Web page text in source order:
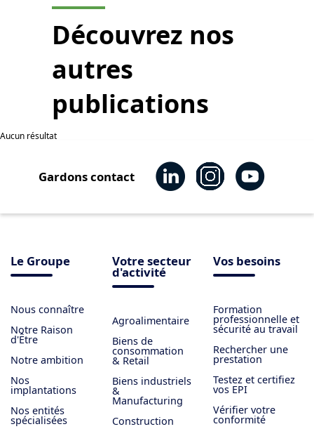
Découvrez nos
autres
publications
Aucun résultat
Gardons contact
Le Groupe
Nous connaître
Notre Raison
d'Être
Notre ambition
Nos
implantations
Nos entités
spécialisées
Votre secteur
d'activité
Agroalimentaire
Biens de
consommation
& Retail
Biens industriels
&
Manufacturing
Construction
Vos besoins
Formation
professionnelle et
sécurité au travail
Rechercher une
prestation
Testez et certifiez
vos EPI
Vérifier votre
conformité